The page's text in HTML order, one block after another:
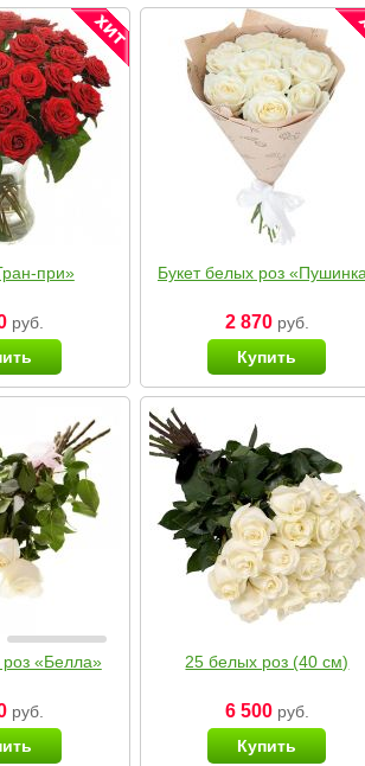
при»
руб.
Букет белых роз
2 870руб.
Купить
роз «Белла»
руб.
25 белых роз (40 см)
6 500руб.
Купить